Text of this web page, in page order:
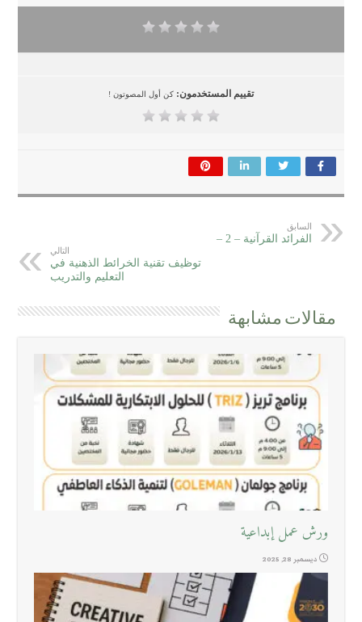
تقييم المستخدمون: كن أول المصوتون !
السابق
الفرائد القرآنية – 2 –
التالي
توظيف تقنية الخرائط الذهنية في
التعليم والتدريب
مقالات مشابهة
ورش عمل إبداعية
ديسمبر 28, 2025